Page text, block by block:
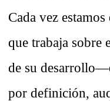
Cada vez
que trabaja sobre
de su
por definición,